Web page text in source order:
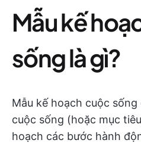
Mẫu kế
sống là gì?
Mẫu kế hoạch cuộc
cuộc sống (hoặc mục
hoạch các bước hành